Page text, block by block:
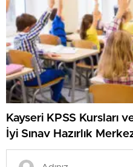
Kayseri KPSS Kursları
İyi Sınav Hazırlık